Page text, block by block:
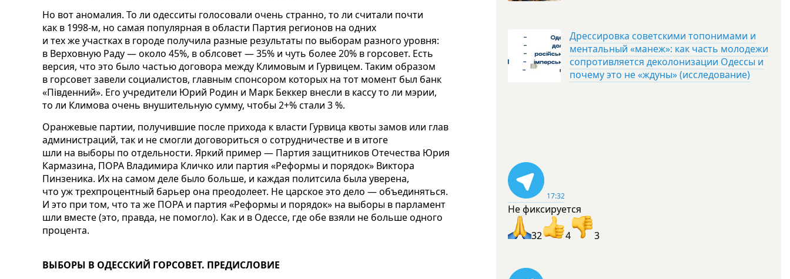
Но вот аномалия. То ли одесситы голосовали очень странно, то ли считали почти
как в 1998-м, но самая популярная в области Партия регионов на одних
и тех же участках в городе получила разные результаты по выборам разного уровня:
в Верховную Раду — около 45%, в облсовет — 35% и чуть более 20% в горсовет. Есть
версия, что это было частью договора между Климовым и Гурвицем. Таким образом
в горсовет завели социалистов, главным спонсором которых на тот момент был банк
«Південний». Его учредители Юрий Родин и Марк Беккер внесли в кассу то ли мэрии,
то ли Климова очень внушительную сумму, чтобы 2+% стали 3 %.
Оранжевые партии, получившие после прихода к власти Гурвица квоты замов или глав
администраций, так и не смогли договориться о сотрудничестве и в итоге
шли на выборы по отдельности. Яркий пример — Партия защитников Отечества Юрия
Кармазина, ПОРА Владимира Кличко или партия «Реформы и порядок» Виктора
Пинзеника. Их на самом деле было больше, и каждая политсила была уверена,
что уж трехпроцентный барьер она преодолеет. Не царское это дело — объединяться.
И это при том, что та же ПОРА и партия «Реформы и порядок» на выборы в парламент
шли вместе (это, правда, не помогло). Как и в Одессе, где обе взяли не больше одного
процента.
ВЫБОРЫ В ОДЕССКИЙ ГОРСОВЕТ. ПРЕДИСЛОВИЕ
Дрессировка советскими топонимами и
ментальный «манеж»: как часть молодежи
сопротивляется деколонизации Одессы и
почему это не «ждуны» (исследование)
17:32
Не фиксируется
32 4 3